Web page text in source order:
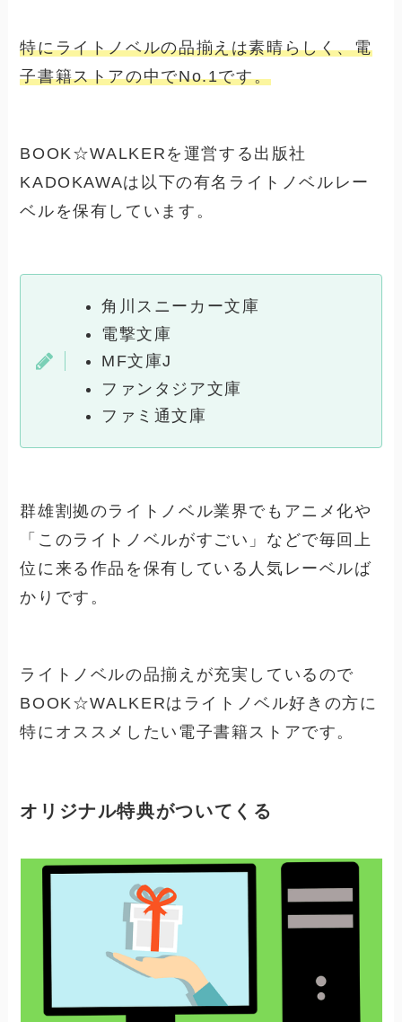
特にライトノベルの品揃えは素晴らしく、電
子書籍ストアの中でNo.1です。
BOOK☆WALKERを運営する出版社
KADOKAWAは以下の有名ライトノベルレー
ベルを保有しています。
角川スニーカー文庫
電撃文庫
MF文庫J
ファンタジア文庫
ファミ通文庫
群雄割拠のライトノベル業界でもアニメ化や
「このライトノベルがすごい」などで毎回上
位に来る作品を保有している人気レーベルば
かりです。
ライトノベルの品揃えが充実しているので
BOOK☆WALKERはライトノベル好きの方に
特にオススメしたい電子書籍ストアです。
オリジナル特典がついてくる